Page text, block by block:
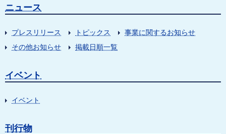
ニュース
プレスリリース トピックス
事業に関するお知らせ
その他お知らせ
掲載日順一覧
イベント
イベント
刊行物